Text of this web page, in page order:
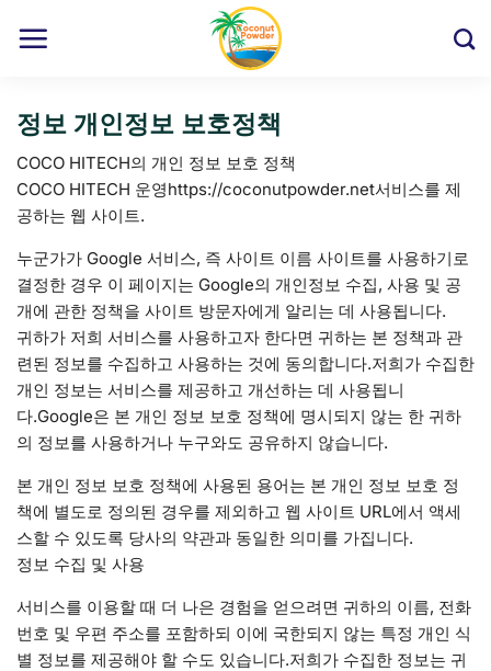
정보 개인정보 보호정책
COCO HITECH의 개인 정보 보호 정책
COCO HITECH 운영https://coconutpowder.net서비스를 제
공하는 웹 사이트.
누군가가 Google 서비스, 즉 사이트 이름 사이트를 사용하기로
결정한 경우 이 페이지는 Google의 개인정보 수집, 사용 및 공
개에 관한 정책을 사이트 방문자에게 알리는 데 사용됩니다.
귀하가 저희 서비스를 사용하고자 한다면 귀하는 본 정책과 관
련된 정보를 수집하고 사용하는 것에 동의합니다.저희가 수집한
개인 정보는 서비스를 제공하고 개선하는 데 사용됩니
다.Google은 본 개인 정보 보호 정책에 명시되지 않는 한 귀하
의 정보를 사용하거나 누구와도 공유하지 않습니다.
본 개인 정보 보호 정책에 사용된 용어는 본 개인 정보 보호 정
책에 별도로 정의된 경우를 제외하고 웹 사이트 URL에서 액세
스할 수 있도록 당사의 약관과 동일한 의미를 가집니다.
정보 수집 및 사용
서비스를 이용할 때 더 나은 경험을 얻으려면 귀하의 이름, 전화
번호 및 우편 주소를 포함하되 이에 국한되지 않는 특정 개인 식
별 정보를 제공해야 할 수도 있습니다.저희가 수집한 정보는 귀